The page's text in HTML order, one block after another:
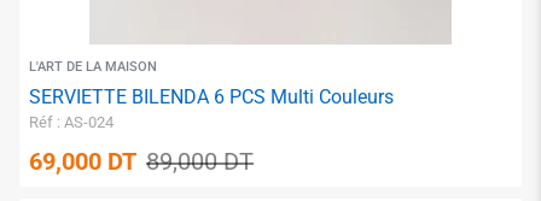
L'ART DE LA MAISON
SERVIETTE BILENDA 6 PCS Multi Couleurs
Réf : AS-024
89,000DT
69,000 DT